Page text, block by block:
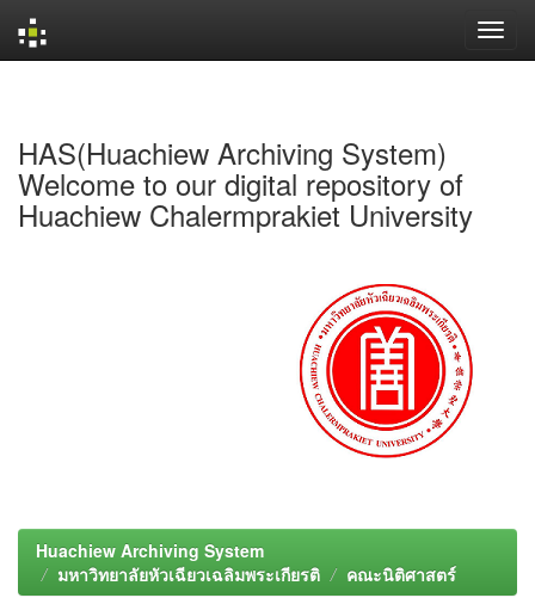
HAS(Huachiew Archiving System)
Welcome to our digital repository of
Huachiew Chalermprakiet University
Huachiew Archiving System
มหาวิทยาลัยหัวเฉียวเฉลิมพระเกียรติ
คณะนิติศาสตร์